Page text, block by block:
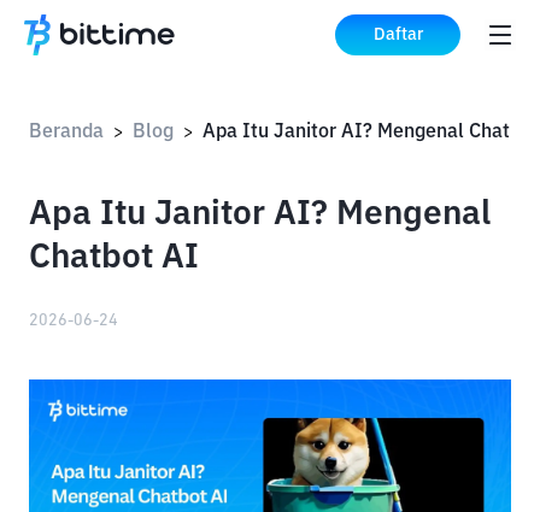
Daftar
Beranda > Blog >
Apa Itu Janitor AI? Mengenal
Chatbot AI
2026-06-24